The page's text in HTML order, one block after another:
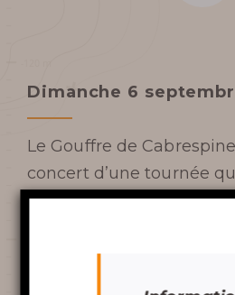
FOIRE AUX
AUTOUR DU
Dimanche 6
Le Gouffre de
concert d’une tournée
d’avril à septembre